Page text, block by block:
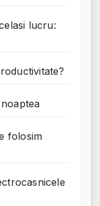
lucru:
folosim